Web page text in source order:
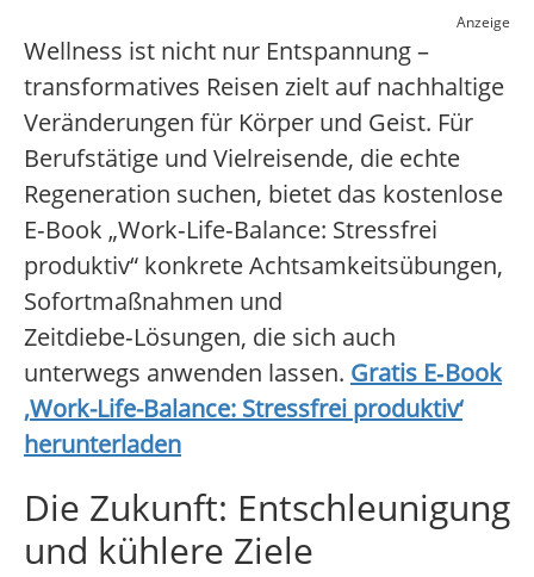
Anzeige
Wellness ist nicht nur Entspannung –
transformatives Reisen zielt auf nachhaltige
Veränderungen für Körper und Geist. Für
Berufstätige und Vielreisende, die echte
Regeneration suchen, bietet das kostenlose
E‑Book „Work‑Life‑Balance: Stressfrei
produktiv“ konkrete Achtsamkeitsübungen,
Sofortmaßnahmen und
Zeitdiebe‑Lösungen, die sich auch
unterwegs anwenden lassen. Gratis E‑Book
‚Work-Life-Balance: Stressfrei produktiv‘
herunterladen
Die Zukunft: Entschleunigung
und kühlere Ziele